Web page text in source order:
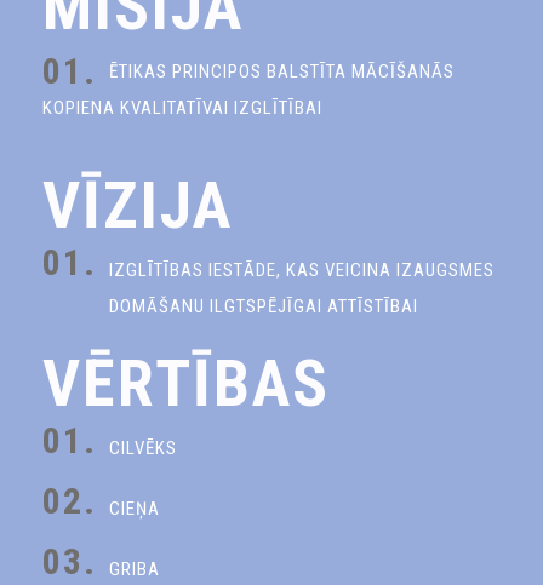
01.
ĒTIKAS PRINCIPOS BALSTĪTA MĀCĪŠANĀS
KOPIENA KVALITATĪVAI IZGLĪTĪBAI
VĪZIJA
01.
IZGLĪTĪBAS IESTĀDE, KAS VEICINA IZAUGSMES
DOMĀŠANU ILGTSPĒJĪGAI ATTĪSTĪBAI
VĒRTĪBAS
01. CILVĒKS
02. CIEŅA
03. GRIBA